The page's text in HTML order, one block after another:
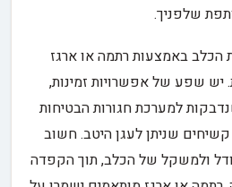
שלפניך.
באמצעות רתמה או ארגז
יש שפע של אפשרויות זמינות,
למערכת חגורות הבטיחות
שניתן לעגן היטב. חשוב
ולמשקל של הכלב, תוך הקפדה